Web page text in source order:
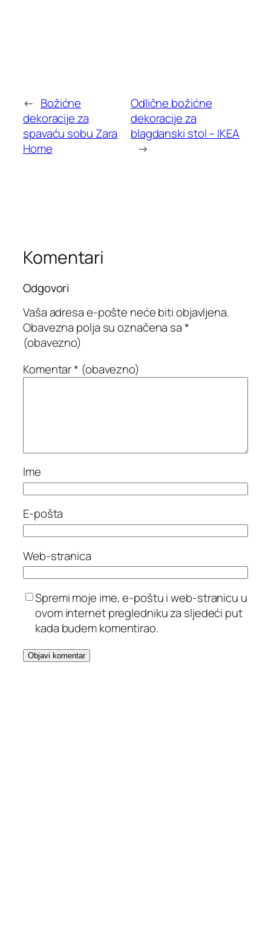
← Božićne
dekoracije za
spavaću sobu Zara
Home
Odlične božićne
dekoracije za
blagdanski stol – IKEA
→
Komentari
Odgovori
Vaša adresa e-pošte neće biti objavljena.
Obavezna polja su označena sa*
(obavezno)
Komentar* (obavezno)
Ime
E-pošta
Web-stranica
Spremi moje ime, e-poštu i web-stranicu u
ovom internet pregledniku za sljedeći put
kada budem komentirao.